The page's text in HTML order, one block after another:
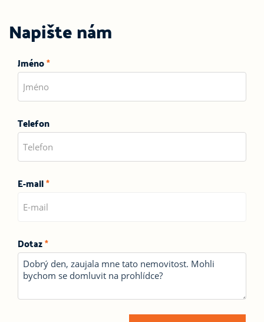
Napište nám
Jméno*
Telefon
E-mail*
Dotaz*